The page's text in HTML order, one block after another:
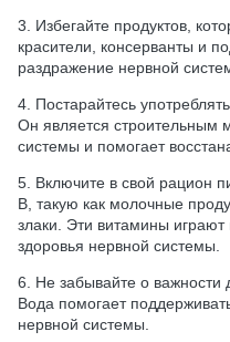
3. Избегайте продуктов,
красители, консерванты и
раздражение нервной
4. Постарайтесь
Он является строительным
системы и помогает
5. Включите в свой рацион
В, такую как молочные
злаки. Эти витамины
здоровья нервной системы.
6. Не забывайте о важности
Вода помогает
нервной системы.